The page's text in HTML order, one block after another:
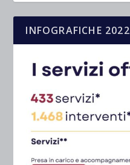
INFOGRAFICHE 2022